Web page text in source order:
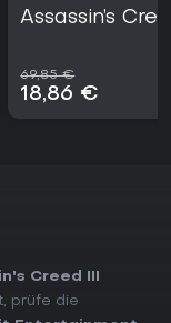
Assassin’s
69,85 €
18,86 €
Creed III
prüfe die